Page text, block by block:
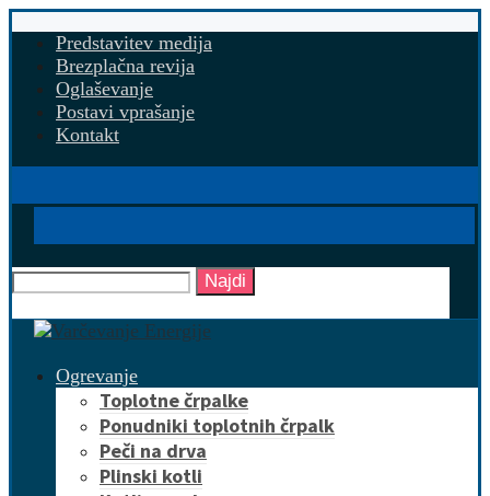
Predstavitev medija
Brezplačna revija
Oglaševanje
Postavi vprašanje
Kontakt
Najdi
Ogrevanje
Toplotne črpalke
Ponudniki toplotnih črpalk
Peči na drva
Plinski kotli